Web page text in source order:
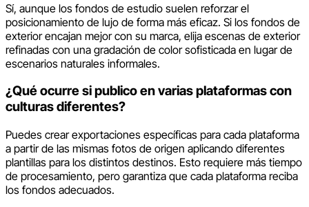
Sí, aunque los fondos de estudio suelen reforzar el
posicionamiento de lujo de forma más eficaz. Si los fondos de
exterior encajan mejor con su marca, elija escenas de exterior
refinadas con una gradación de color sofisticada en lugar de
escenarios naturales informales.
¿Qué ocurre si publico en varias plataformas con
culturas diferentes?
Puedes crear exportaciones específicas para cada plataforma
a partir de las mismas fotos de origen aplicando diferentes
plantillas para los distintos destinos. Esto requiere más tiempo
de procesamiento, pero garantiza que cada plataforma reciba
los fondos adecuados.